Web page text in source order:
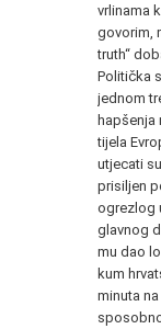
vrlinama
govorim,
truth“
Politička
jednom
hapšenja
tijela
utjecati
prisiljen
ogrezlog
glavnog
mu dao
kum
minuta